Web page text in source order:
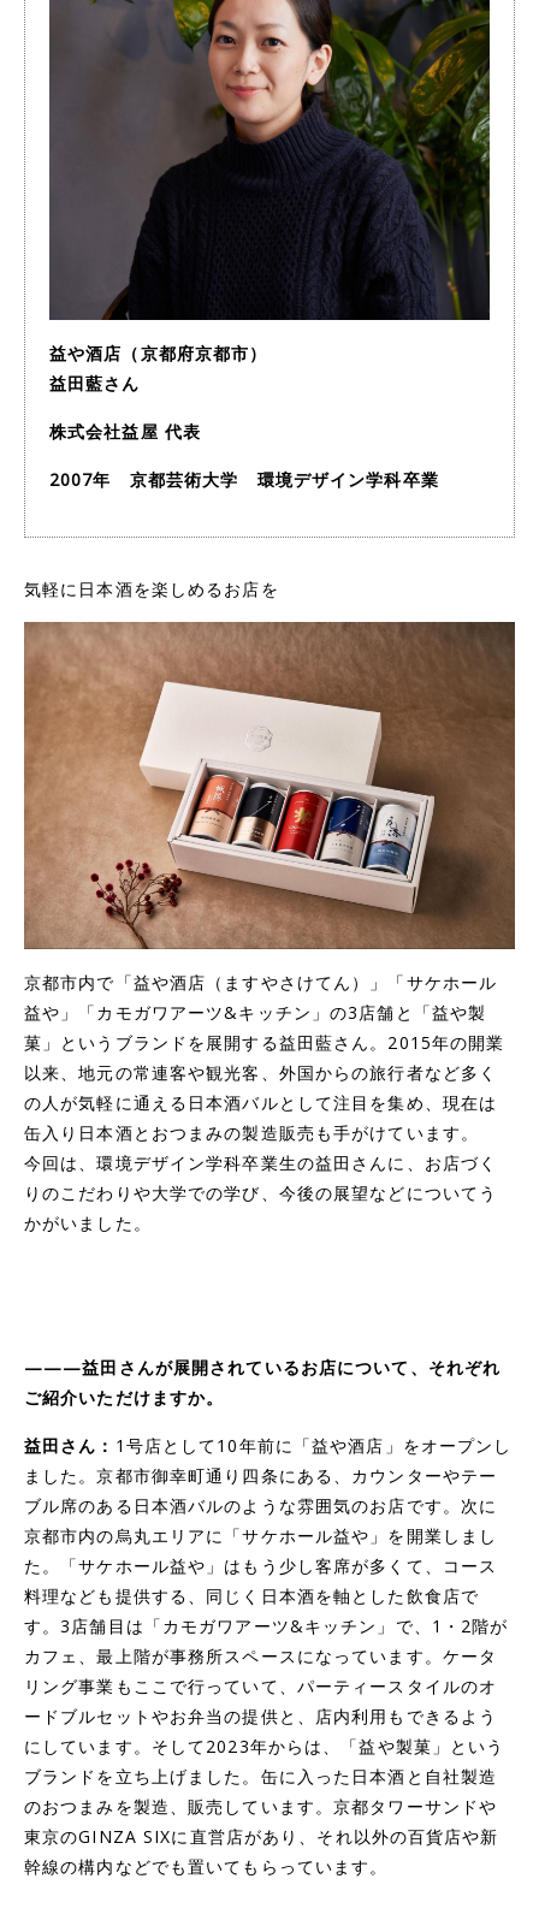
益や酒店（京都府京都市）
益田藍さん
株式会社益屋 代表
2007年 京都芸術大学 環境デザイン学科卒業
気軽に日本酒を楽しめるお店を
京都市内で「益や酒店（ますやさけてん）」「サケホール
益や」「カモガワアーツ&キッチン」の3店舗と「益や製
菓」というブランドを展開する益田藍さん。2015年の開業
以来、地元の常連客や観光客、外国からの旅行者など多く
の人が気軽に通える日本酒バルとして注目を集め、現在は
缶入り日本酒とおつまみの製造販売も手がけています。
今回は、環境デザイン学科卒業生の益田さんに、お店づく
りのこだわりや大学での学び、今後の展望などについてう
かがいました。
———益田さんが展開されているお店について、それぞれ
ご紹介いただけますか。
益田さん： 1号店として10年前に「益や酒店」をオープンし
ました。京都市御幸町通り四条にある、カウンターやテー
ブル席のある日本酒バルのような雰囲気のお店です。次に
京都市内の烏丸エリアに「サケホール益や」を開業しまし
た。「サケホール益や」はもう少し客席が多くて、コース
料理なども提供する、同じく日本酒を軸とした飲食店で
す。3店舗目は「カモガワアーツ&キッチン」で、1・2階が
カフェ、最上階が事務所スペースになっています。ケータ
リング事業もここで行っていて、パーティースタイルのオ
ードブルセットやお弁当の提供と、店内利用もできるよう
にしています。そして2023年からは、「益や製菓」という
ブランドを立ち上げました。缶に入った日本酒と自社製造
のおつまみを製造、販売しています。京都タワーサンドや
東京のGINZA SIXに直営店があり、それ以外の百貨店や新
幹線の構内などでも置いてもらっています。